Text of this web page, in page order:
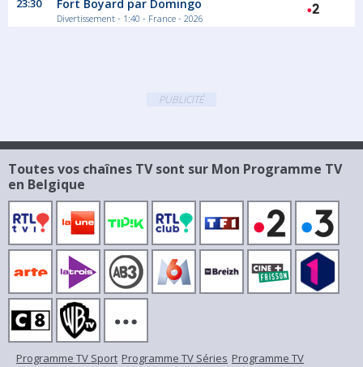
23:30 Fort Boyard par Domingo
Divertissement - 1:40 - France - 2026
PUBLICITÉ
Toutes vos chaînes TV sont sur Mon Programme TV
en Belgique
Programme TV Sport Programme TV Séries Programme TV